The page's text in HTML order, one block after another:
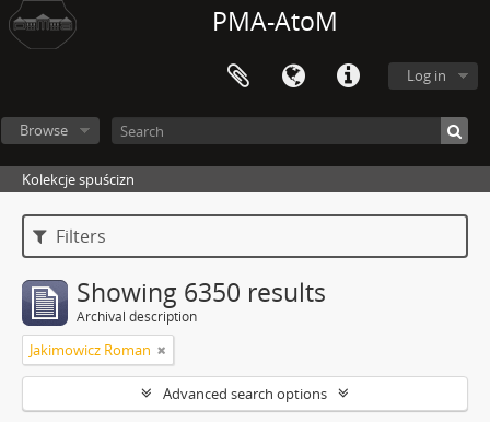
PMA-AtoM
Log in
Browse
Kolekcje spuścizn
Filters
Showing 6350 results
Archival description
Jakimowicz Roman
Advanced search options